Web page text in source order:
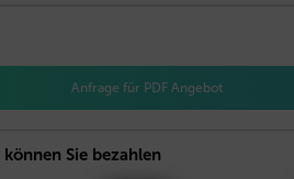
Anfrage für PDF Angebot
können Sie bezahlen